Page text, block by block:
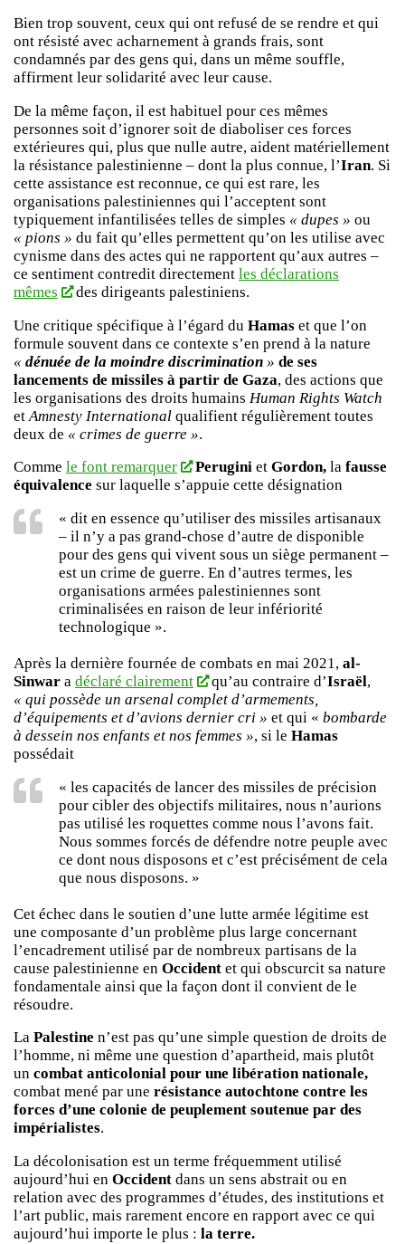
Bien trop souvent, ceux qui ont refusé de se rendre et qui
ont résisté avec acharnement à grands frais, sont
condamnés par des gens qui, dans un même souffle,
affirment leur solidarité avec leur cause.
De la même façon, il est habituel pour ces mêmes
personnes soit d’ignorer soit de diaboliser ces forces
extérieures qui, plus que nulle autre, aident matériellement
la résistance palestinienne – dont la plus connue, l’Iran. Si
cette assistance est reconnue, ce qui est rare, les
organisations palestiniennes qui l’acceptent sont
typiquement infantilisées telles de simples « dupes » ou
« pions » du fait qu’elles permettent qu’on les utilise avec
cynisme dans des actes qui ne rapportent qu’aux autres –
ce sentiment contredit directement les déclarations
mêmes
des dirigeants palestiniens.
Une critique spécifique à l’égard du Hamas et que l’on
formule souvent dans ce contexte s’en prend à la nature
« dénuée de la moindre discrimination » de ses
lancements de missiles à partir de Gaza, des actions que
les organisations des droits humains Human Rights Watch
et Amnesty International qualifient régulièrement toutes
deux de « crimes de guerre ».
Comme le font remarquer Peruginiet Gordon,la fausse
équivalence sur laquelle s’appuie cette désignation
« dit en essence qu’utiliser des missiles artisanaux
– il n’y a pas grand-chose d’autre de disponible
pour des gens qui vivent sous un siège permanent –
est un crime de guerre. En d’autres termes, les
organisations armées palestiniennes sont
criminalisées en raison de leur infériorité
technologique ».
Après la dernière fournée de combats en mai 2021, al-
Sinwar a déclaré clairement qu’au contraire d’Israël,
« qui possède un arsenal complet d’armements,
d’équipements et d’avions dernier cri » et qui « bombarde
à dessein nos enfants et nos femmes », si le Hamas
possédait
« les capacités de lancer des missiles de précision
pour cibler des objectifs militaires, nous n’aurions
pas utilisé les roquettes comme nous l’avons fait.
Nous sommes forcés de défendre notre peuple avec
ce dont nous disposons et c’est précisément de cela
que nous disposons. »
Cet échec dans le soutien d’une lutte armée légitime est
une composante d’un problème plus large concernant
l’encadrement utilisé par de nombreux partisans de la
cause palestinienne en Occident et qui obscurcit sa nature
fondamentale ainsi que la façon dont il convient de le
résoudre.
La Palestine n’est pas qu’une simple question de droits de
l’homme, ni même une question d’apartheid, mais plutôt
un combat anticolonial pour une libération nationale,
combat mené par une résistance autochtone contre les
forces d’une colonie de peuplement soutenue par des
impérialistes.
La décolonisation est un terme fréquemment utilisé
aujourd’hui en Occident dans un sens abstrait ou en
relation avec des programmes d’études, des institutions et
l’art public, mais rarement encore en rapport avec ce qui
aujourd’hui importe le plus : la terre.